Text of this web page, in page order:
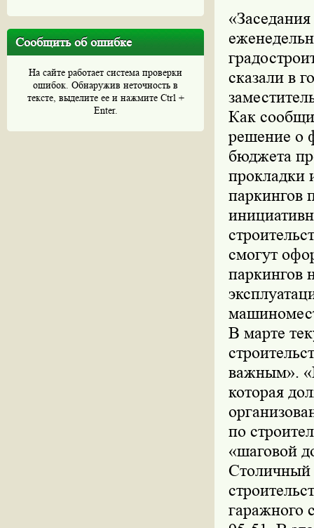
Сообщить об ошибке
На сайте работает система проверки
ошибок. Обнаружив неточность в
тексте, выделите ее и нажмите Ctrl +
Enter.
сказали в
Как
решение о
бюджета
прокладки
паркингов
смогут
паркингов
В марте
важным».
которая
по
«шаговой
Столичный
гаражного